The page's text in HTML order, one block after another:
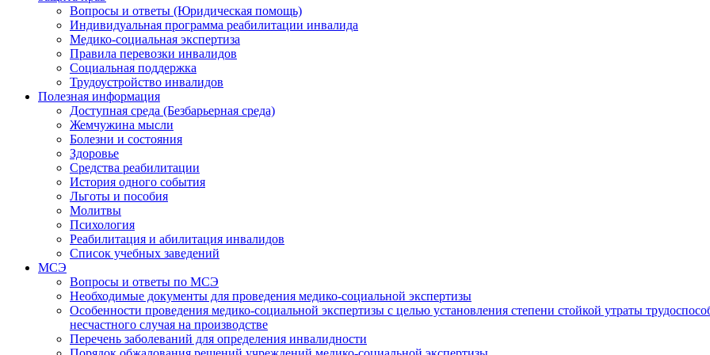
Вопросы и ответы (Юридическая помощь)
Индивидуальная программа реабилитации инвалида
Медико-социальная экспертиза
Правила перевозки инвалидов
Социальная поддержка
Трудоустройство инвалидов
Полезная информация
Доступная среда (Безбарьерная среда)
Жемчужина мысли
Болезни и состояния
Здоровье
Средства реабилитации
История одного события
Льготы и пособия
Молитвы
Психология
Реабилитация и абилитация инвалидов
Список учебных заведений
МСЭ
Вопросы и ответы по МСЭ
Необходимые документы для проведения медико-социальной экспертизы
Особенности проведения медико-социальной экспертизы с целью установления степени стойкой утраты
несчастного случая на производстве
Перечень заболеваний для определения инвалидности